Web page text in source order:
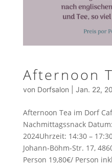
Afternoon
von Dorfsalon Jan. 22,
Afternoon Tea im Dorf
Nachmittagssnack
2024Uhrzeit: 14:30 –
Johann-Böhm-Str. 17,
Person 19,80€/ Person